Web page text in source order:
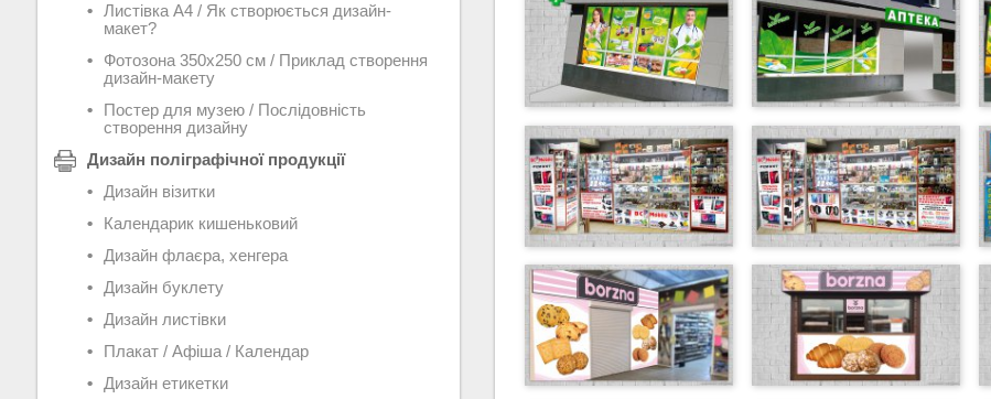
Листівка А4 / Як створюється дизайн-
макет?
Фотозона 350х250 см / Приклад створення
дизайн-макету
Постер для музею / Послідовність
створення дизайну
Дизайн поліграфічної продукції
Дизайн візитки
Календарик кишеньковий
Дизайн флаєра, хенгера
Дизайн буклету
Дизайн листівки
Плакат / Афіша / Календар
Дизайн етикетки